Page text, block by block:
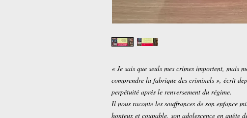
« Je sais que seuls mes crimes importent, mais
comprendre la fabrique des criminels », écrit
perpétuité après le renversement du régime.
Il nous raconte les souffrances de son enfance
honteux et coupable, son adolescence en quête